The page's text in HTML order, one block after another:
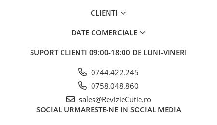
CLIENTI
DATE COMERCIALE
SUPORT CLIENTI 09:00-18:00 DE LUNI-VINERI
0744.422.245
0758.048.860
sales@RevizieCutie.ro
SOCIAL URMARESTE-NE IN SOCIAL MEDIA